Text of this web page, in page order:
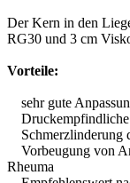
Der Kern in den
RG30 und 3 cm
Vorteile:
sehr gute
Druckempfindliche
Schmerzlinderung
Vorbeugung von
Rheuma